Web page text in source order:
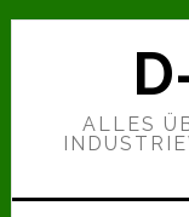
Zur
Hauptnavigation
Zum
Zur
ALLES